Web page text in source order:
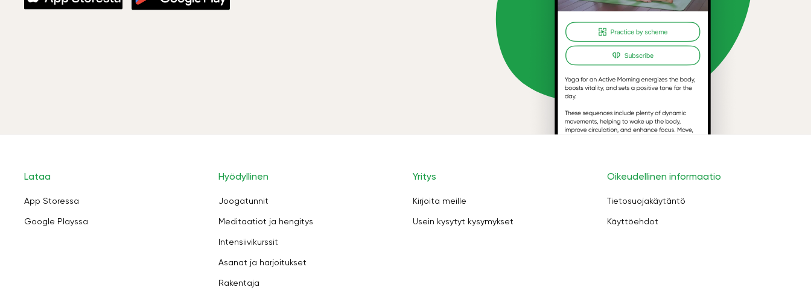
Lataa
App Storessa
Google Playssa
Hyödyllinen
Joogatunnit
Meditaatiot ja hengitys
Intensiivikurssit
Asanat ja harjoitukset
Rakentaja
Yritys
Kirjoita meille
Usein kysytyt kysymykset
Oikeudellinen informaatio
Tietosuojakäytäntö
Käyttöehdot